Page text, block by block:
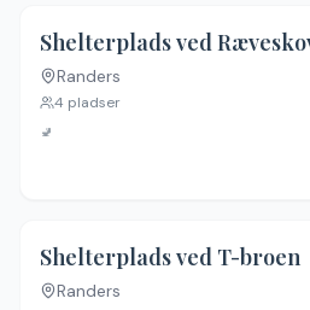
Ingen billeder
Shelterplads ved
Randers
4 pladser
🚽
Shelterplads ved T-broen
Randers